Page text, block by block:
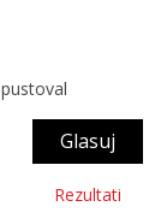
Rezultati